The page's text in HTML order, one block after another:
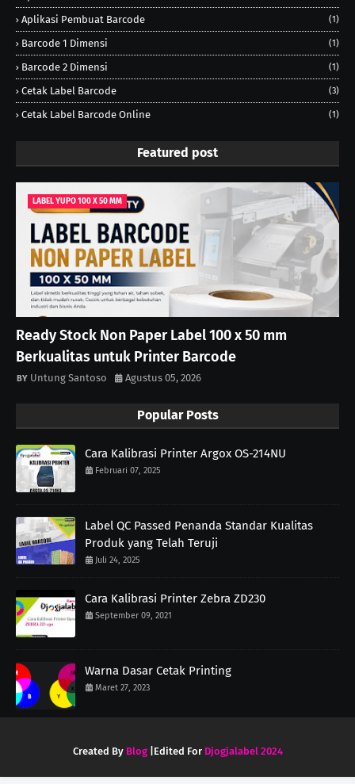
Aplikasi Pembuat Barcode (1)
Barcode 1 Dimensi (1)
Barcode 2 Dimensi (1)
Cetak Label Barcode (3)
Cetak Label Barcode Online (1)
Featured post
LABEL YUPO 100 X 50 MM
Ready Stock Non Paper Label 100 x 50 mm
Berkualitas untuk Printer Barcode
Untung Santoso Agustus 05, 2026
Popular Posts
Cara Kalibrasi Printer Argox OS-214NU
Februari 07, 2025
Label QC Passed Penanda Standar Kualitas
Produk yang Telah Teruji
Juli 24, 2025
Cara Kalibrasi Printer Zebra ZD230
September 09, 2021
Warna Dasar Cetak Printing
Maret 27, 2023
Created By Blog|Edited For Djogjalabel 2024